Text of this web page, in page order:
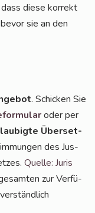
die­se kor­rekt
sie an den
. Schi­cken Sie
oder per
Über­set­
des Jus­
Quel­le: Juris
zur Ver­fü­